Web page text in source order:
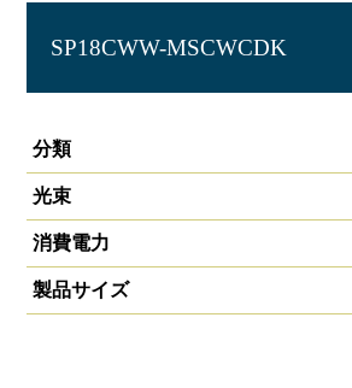
SP18CWW-MSCWCDK
分類
光束
消費電力
製品サイズ